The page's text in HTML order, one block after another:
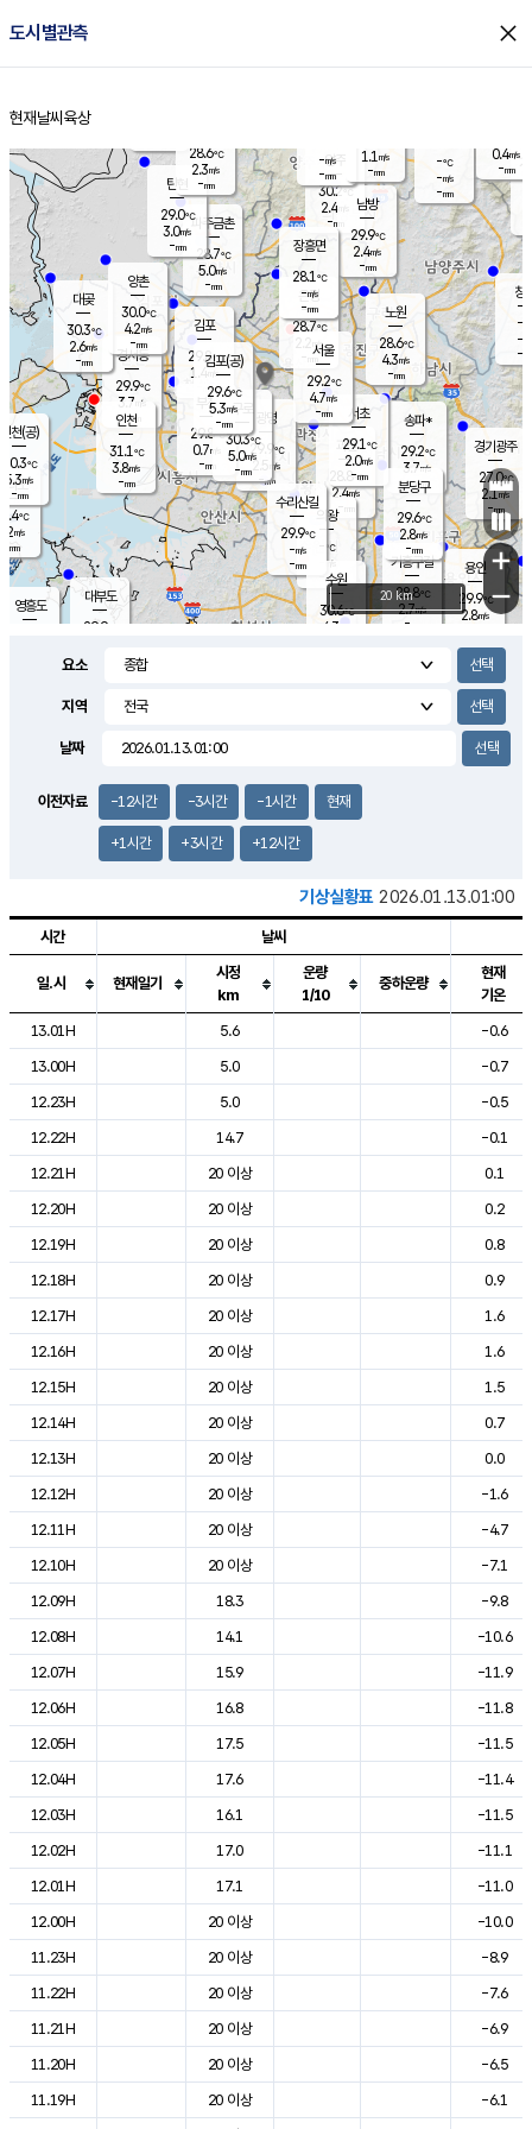
도시별관측 close
홈
현재날씨 육상
의도
℃
m/s
mm
영흥도
양주
30.2℃
2.4
-mm
과천
28.8℃
2.4m/s
- mm
용인
29.9℃
2.8m/s
경기광주
27.0℃
2.1m/s
-mm
3.2m/s
대부도
29.9
경서동
29.9℃
3.7 m/s
-mm
파주금촌
28.7℃
5.0m/s
-mm
-℃
-m/s
-mm
대곶
30.3℃
2.6m/s
-mm
창
-
-m/
-
탄현
29.0℃
3.0m/s
-mm
0.4m/s
-mm
의왕
- ℃
m/s
mm
김포
29.8℃
1.4 m/s
mm
광명
29.9 ℃
2.5 m/s
-mm
부천
29.8℃
0.7m/s
-mm
양촌
30.0℃
4.2m/s
-mm
구로
30.3℃
5.0m/s
-mm
은평
28.7℃
2.2 m/s
- mm
노원
28.6℃
4.3m/s
-mm
송파*
29.2℃
3.7m/s
-mm
서초
29.1℃
2.0m/s
-mm
남방
29.9℃
2.4m/s
-mm
기흥구갈
28.8℃
2.7m/s
-
수리산길
29.9℃
-m/s
-mm
분당구
29.6℃
2.8m/s
-mm
장흥면
28.1℃
-m/s
-mm
-m/s
-mm
인천(공)
30.3℃
5.3m/s
-mm
김포(공)
29.6℃
5.3m/s
-mm
수원
30.6℃
4.3 m/s
인천
31.1℃
3.8m/s
-mm
서울
29.2℃
4.7m/s
-mm
28.6℃
2.3m/s
-mm
1.1 m/s
-mm
+
−
20 km
요소
지역
날짜
이전자료 -12시간 -3시간 -1시간 현재
+1시간 +3시간 +12시간
기상실황표 2026.01.13.01:00
도시별 기상실황표로 지점, 날씨, 기온, 강수, 바람, 기압등을 안내한 표입
시간 날씨
일.시 현재일기
시정
km
운량
1/10
중하운량
현재
기온
13.01H
5.6
-0.6
13.00H
5.0
-0.7
12.23H
5.0
-0.5
12.22H
14.7
-0.1
12.21H
20 이상
0.1
12.20H
20 이상
0.2
12.19H
20 이상
0.8
12.18H
20 이상
0.9
12.17H
20 이상
1.6
12.16H
20 이상
1.6
12.15H
20 이상
1.5
12.14H
20 이상
0.7
12.13H
20 이상
0.0
12.12H
20 이상
-1.6
12.11H
20 이상
-4.7
12.10H
20 이상
-7.1
12.09H
18.3
-9.8
12.08H
14.1
-10.6
12.07H
15.9
-11.9
12.06H
16.8
-11.8
12.05H
17.5
-11.5
12.04H
17.6
-11.4
12.03H
16.1
-11.5
12.02H
17.0
-11.1
12.01H
17.1
-11.0
12.00H
20 이상
-10.0
11.23H
20 이상
-8.9
11.22H
20 이상
-7.6
11.21H
20 이상
-6.9
11.20H
20 이상
-6.5
11.19H
20 이상
-6.1